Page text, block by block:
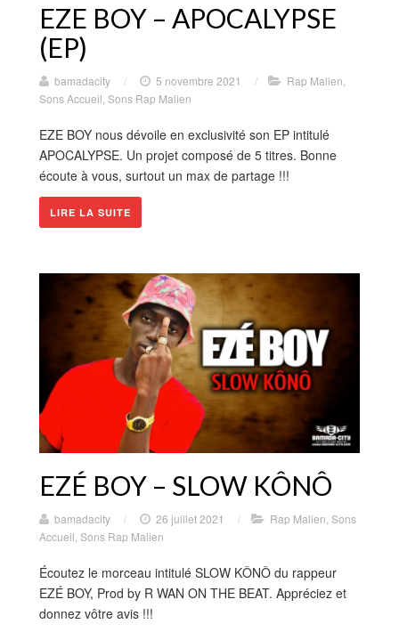
EZE BOY – APOCALYPSE
(EP)
bamadacity / 5 novembre 2021 / Rap Malien
Sons Accueil Sons Rap Malien
EZE BOY nous dévoile en exclusivité son EP intitulé
APOCALYPSE. Un projet composé de 5 titres. Bonne
écoute à vous, surtout un max de partage !!!
LIRE LA SUITE
EZÉ BOY – SLOW KÔNÔ
bamadacity / 26 juillet 2021 / Rap Malien Sons
Accueil Sons Rap Malien
Écoutez le morceau intitulé SLOW KÔNÔ du rappeur
EZÉ BOY, Prod by R WAN ON THE BEAT. Appréciez et
donnez vôtre avis !!!